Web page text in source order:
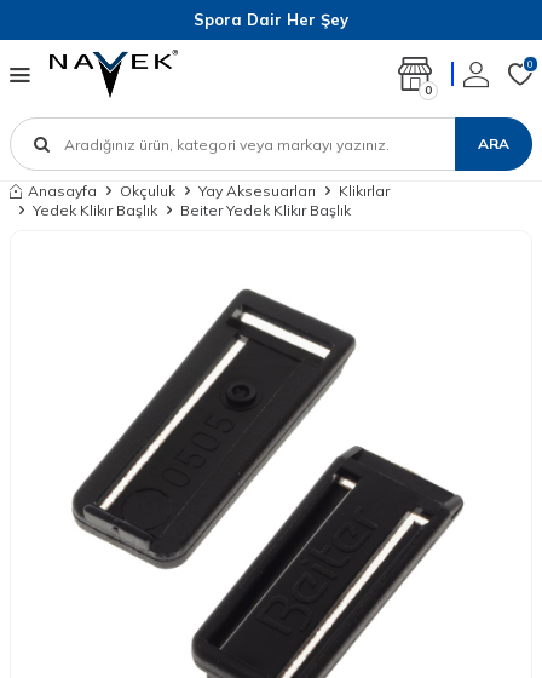
Spora Dair Her Şey
ARA
0
0
Anasayfa Okçuluk Yay Aksesuarları
Klikırlar
Yedek Klikır Başlık
Beiter Yedek Klikır Başlık